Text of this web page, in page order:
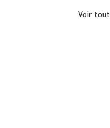
Voir tout